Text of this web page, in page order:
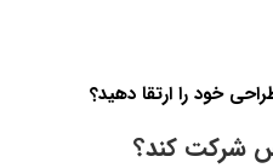
خود را ارتقا دهید؟
شرکت کند؟